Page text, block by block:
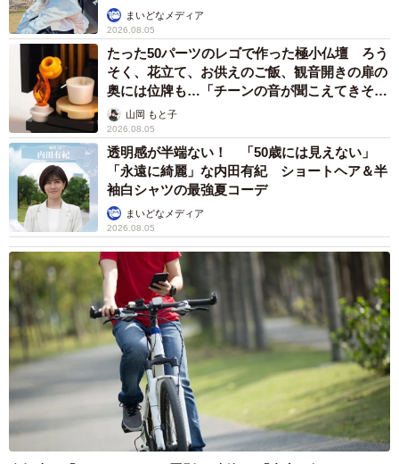
で学ぶまいどなメディア
2026.08.05
たった50パーツのレゴで作った極小仏壇 ろう
そく、花立て、お供えのご飯、観音開きの扉の
奥には位牌も…「チーンの音が聞こえてきそ
う」山岡 もと子
2026.08.05
透明感が半端ない！ 「50歳には見えない」
「永遠に綺麗」な内田有紀 ショートヘア＆半
袖白シャツの最強夏コーデ
まいどなメディア
2026.08.05